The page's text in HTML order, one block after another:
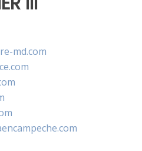
md.com